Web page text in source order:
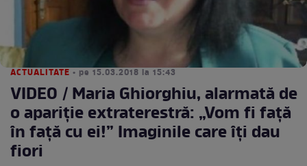
ACTUALITATE • pe 15.03.2018 la 15:43
VIDEO / Maria Ghiorghiu, alarmată de
o apariție extraterestră: „Vom fi față
în față cu ei!” Imaginile care îți dau
fiori